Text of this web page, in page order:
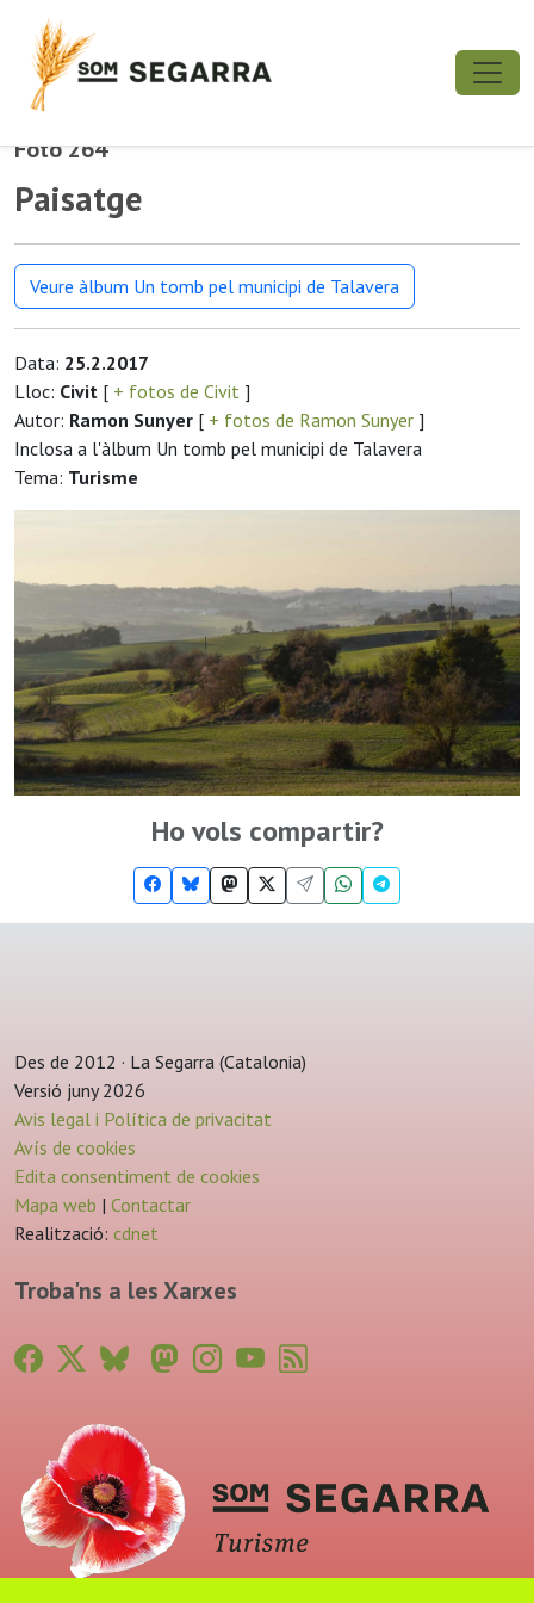
Foto 264
Paisatge
Veure àlbum Un tomb pel municipi de Talavera
Data: 25.2.2017
Lloc: Civit [ + fotos de Civit ]
Autor: Ramon Sunyer [ + fotos de Ramon Sunyer ]
Inclosa a l'àlbum Un tomb pel municipi de Talavera
Tema: Turisme
Ho vols compartir?
Des de 2012 · La Segarra (Catalonia)
Versió juny 2026
Avis legal i Política de privacitat
Avís de cookies
Edita consentiment de cookies
Mapa web | Contactar
Realització: cdnet
Troba'ns a les Xarxes